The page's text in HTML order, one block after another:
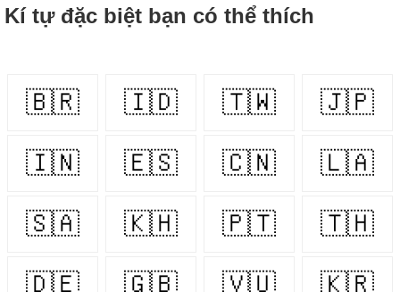
Kí tự đặc biệt bạn có thể thích
🇧🇷 🇮🇩 🇹🇼 🇯🇵
🇮🇳 🇪🇸 🇨🇳 🇱🇦
🇸🇦 🇰🇭 🇵🇹 🇹🇭
🇩🇪 🇬🇧 🇻🇺 🇰🇷